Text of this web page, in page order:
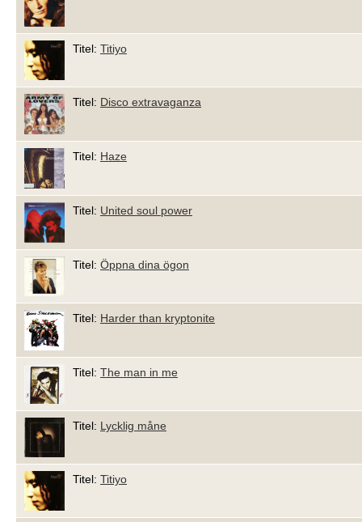
Titel: Titiyo
Titel: Disco extravaganza
Titel: Haze
Titel: United soul power
Titel: Öppna dina ögon
Titel: Harder than kryptonite
Titel: The man in me
Titel: Lycklig måne
Titel: Titiyo